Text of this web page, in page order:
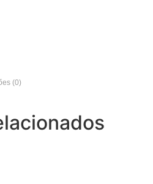
(0)